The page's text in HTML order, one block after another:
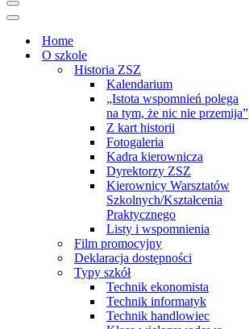
Menu
nawigacji
Menu
nawigacjiHome
O szkole
Historia ZSZ
Kalendarium
„Istota wspomnień polega
na tym, że nic nie przemija”
Z kart historii
Fotogaleria
Kadra kierownicza
Dyrektorzy ZSZ
Kierownicy Warsztatów
Szkolnych/Kształcenia
Praktycznego
Listy i wspomnienia
Film promocyjny
Deklaracja dostępności
Typy szkół
Technik ekonomista
Technik informatyk
Technik handlowiec